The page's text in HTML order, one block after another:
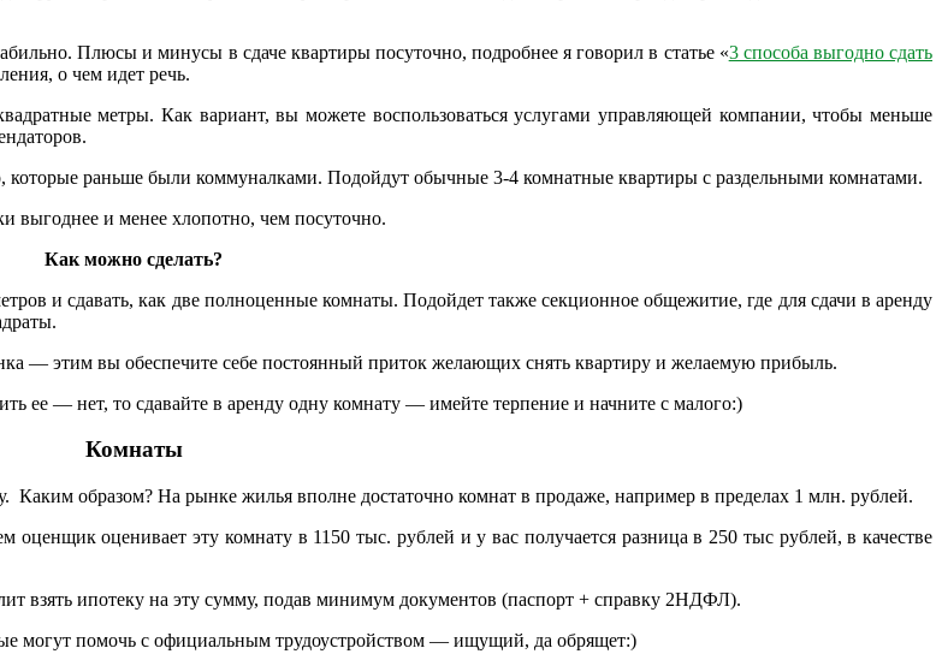
Плюсы и минусы в сдаче квартиры посуточно, подробнее я говорил в статье «3 способа выгодно сдать
о чем идет речь.
метры. Как вариант, вы можете воспользоваться услугами управляющей компании, чтобы меньше
раньше были коммуналками. Подойдут обычные 3-4 комнатные квартиры с раздельными комнатами.
выгоднее и менее хлопотно, чем посуточно.
Как можно сделать?
и сдавать, как две полноценные комнаты. Подойдет также секционное общежитие, где для сдачи в аренду
— этим вы обеспечите себе постоянный приток желающих снять квартиру и желаемую прибыль.
ее — нет, то сдавайте в аренду одну комнату — имейте терпение и начните с малого:)
Комнаты
образом? На рынке жилья вполне достаточно комнат в продаже, например в пределах 1 млн. рублей.
оценивает эту комнату в 1150 тыс. рублей и у вас получается разница в 250 тыс рублей, в качестве
взять ипотеку на эту сумму, подав минимум документов (паспорт + справку 2НДФЛ).
могут помочь с официальным трудоустройством — ищущий, да обрящет:)